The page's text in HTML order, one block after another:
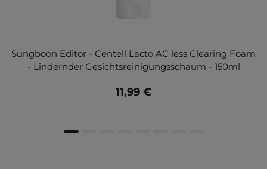
Sungboon Editor - Centell Lacto AC less Clearing Foam
- Lindernder Gesichtsreinigungsschaum - 150ml
11,99 €